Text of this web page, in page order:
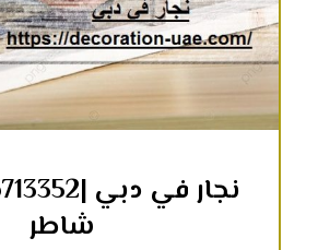
شاطر